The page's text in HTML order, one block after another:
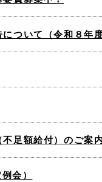
ついて（令和８年
不足額給付）のご案
会）